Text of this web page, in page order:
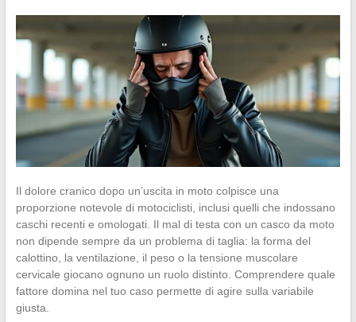
Il dolore cranico dopo un’uscita in moto colpisce una
proporzione notevole di motociclisti, inclusi quelli che indossano
caschi recenti e omologati. Il mal di testa con un casco da moto
non dipende sempre da un problema di taglia: la forma del
calottino, la ventilazione, il peso o la tensione muscolare
cervicale giocano ognuno un ruolo distinto. Comprendere quale
fattore domina nel tuo caso permette di agire sulla variabile
giusta.